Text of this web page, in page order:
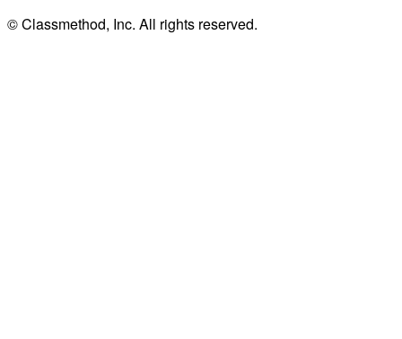
© Classmethod, Inc. All rights reserved.